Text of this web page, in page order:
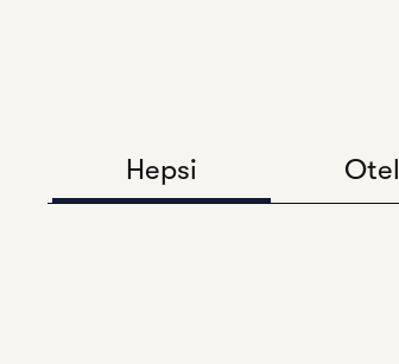
Hepsi Otel